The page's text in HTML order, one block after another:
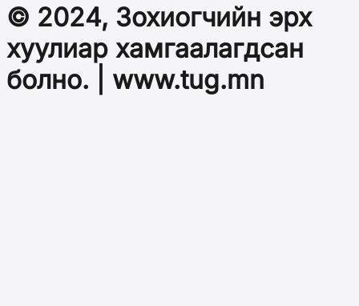
© 2024, Зохиогчийн эрх
хуулиар хамгаалагдсан
болно. | www.tug.mn